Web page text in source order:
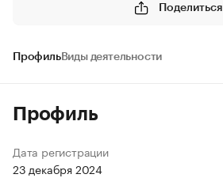
Поделиться
ПрофильВиды деятельности
Профиль
Дата регистрации
23 декабря 2024